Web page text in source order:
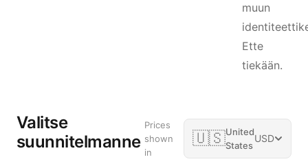
muun
Ette
tiekään.
Valitse
suunnitelmanne
Prices
shown
in
🇺🇸United
States
USD